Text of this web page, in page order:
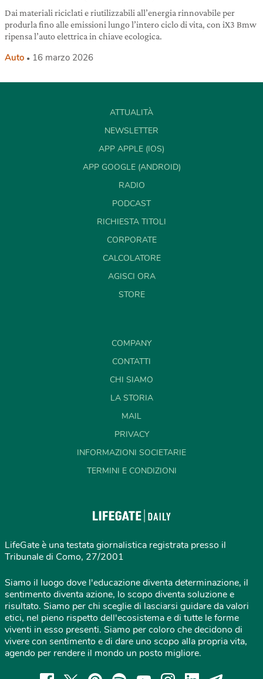
Dai materiali riciclati e riutilizzabili all’energia rinnovabile per
produrla fino alle emissioni lungo l’intero ciclo di vita, con iX3 Bmw
ripensa l’auto elettrica in chiave ecologica.
Auto 16 marzo 2026
ATTUALITÀ
NEWSLETTER
APP APPLE (IOS)
APP GOOGLE (ANDROID)
RADIO
PODCAST
RICHIESTA TITOLI
CORPORATE
CALCOLATORE
AGISCI ORA
STORE
COMPANY
CONTATTI
CHI SIAMO
LA STORIA
MAIL
PRIVACY
INFORMAZIONI SOCIETARIE
TERMINI E CONDIZIONI
LifeGate è una testata giornalistica registrata presso il
Tribunale di Como, 27/2001
Siamo il luogo dove l'educazione diventa determinazione, il
sentimento diventa azione, lo scopo diventa soluzione e
risultato. Siamo per chi sceglie di lasciarsi guidare da valori
etici, nel pieno rispetto dell'ecosistema e di tutte le forme
viventi in esso presenti. Siamo per coloro che decidono di
vivere con sentimento e di dare uno scopo alla propria vita,
agendo per rendere il mondo un posto migliore.